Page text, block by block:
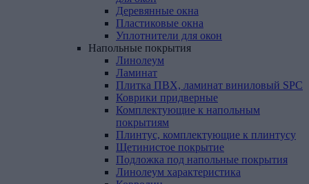
Деревянные окна
Пластиковые окна
Уплотнители для окон
Напольные покрытия
Линолеум
Ламинат
Плитка ПВХ, ламинат виниловый SPC
Коврики придверные
Комплектующие к напольным
покрытиям
Плинтус, комплектующие к плинтусу
Щетинистое покрытие
Подложка под напольные покрытия
Линолеум характеристика